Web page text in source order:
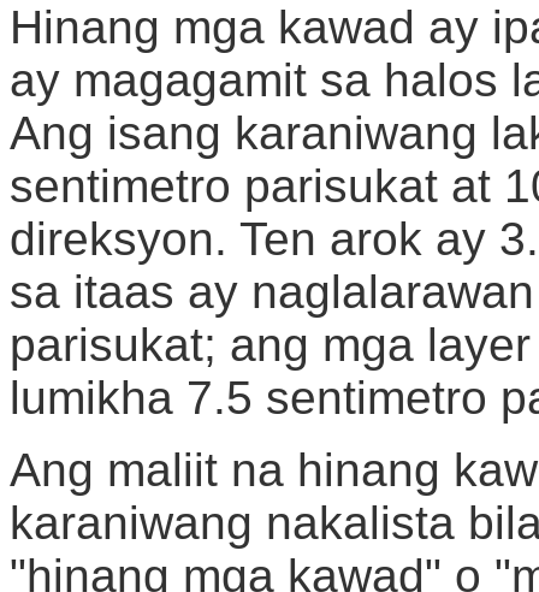
Hinang mga kawad ay
ay magagamit sa halos
Ang isang karaniwang
sentimetro parisukat at
direksyon. Ten arok ay
sa itaas ay
parisukat; ang mga
lumikha 7.5 sentimetro
Ang maliit na hinang
karaniwang nakalista
"hinang mga kawad" o